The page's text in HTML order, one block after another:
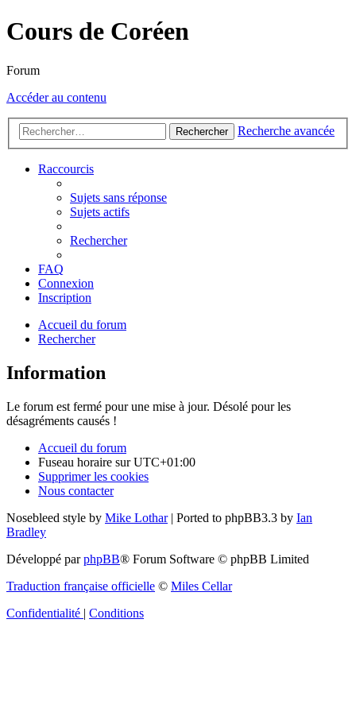
Cours de Coréen
Forum
Accéder au contenu
Rechercher Recherche avancée
Raccourcis
Sujets sans réponse
Sujets actifs
Rechercher
FAQ
Connexion
Inscription
Accueil du forum
Rechercher
Information
Le forum est fermé pour une mise à jour. Désolé pour les
désagréments causés !
Accueil du forum
Fuseau horaire surUTC+01:00
Supprimer les cookies
Nous contacter
Nosebleed style by Mike Lothar| Ported to phpBB3.3 by Ian
Bradley
Développé parphpBB® Forum Software © phpBB Limited
Traduction française officielle © Miles Cellar
Confidentialité | Conditions